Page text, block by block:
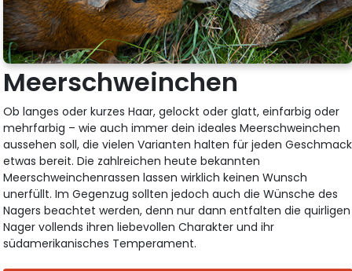
Meerschweinchen
Ob langes oder kurzes Haar, gelockt oder glatt, einfarbig oder
mehrfarbig – wie auch immer dein ideales Meerschweinchen
aussehen soll, die vielen Varianten halten für jeden Geschmack
etwas bereit. Die zahlreichen heute bekannten
Meerschweinchenrassen lassen wirklich keinen Wunsch
unerfüllt. Im Gegenzug sollten jedoch auch die Wünsche des
Nagers beachtet werden, denn nur dann entfalten die quirligen
Nager vollends ihren liebevollen Charakter und ihr
südamerikanisches Temperament.